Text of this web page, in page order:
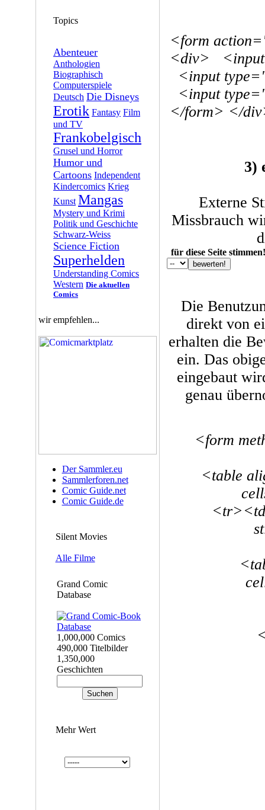
Topics
Abenteuer
Anthologien
Biographisch
Computerspiele
Deutsch Die Disneys
Erotik Fantasy Film
und TV
Frankobelgisch
Grusel und Horror
Humor und
Cartoons Independent
Kindercomics Krieg
Kunst Mangas
Mystery und Krimi
Politik und Geschichte
Schwarz-Weiss
Science Fiction
Superhelden
Understanding Comics
Western Die aktuellen
Comics
wir empfehlen...
Der Sammler.eu
Sammlerforen.net
Comic Guide.net
Comic Guide.de
Silent Movies
Alle Filme
Grand Comic
Database
1,000,000 Comics
490,000 Titelbilder
1,350,000
Geschichten
Mehr Wert
<form
<div> <input
<input
<input
</form> </
3)
Externe
Missbrauch
für diese Seite stimmen!
Die
direkt von
erhalten die
ein. Das
eingebaut
genau
<form
<table